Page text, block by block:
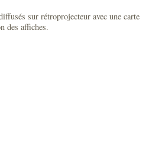
sur rétroprojecteur avec une carte
des affiches.